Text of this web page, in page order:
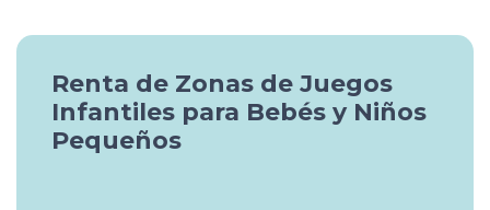
Renta de Zonas de Juegos
Infantiles para Bebés y Niños
Pequeños